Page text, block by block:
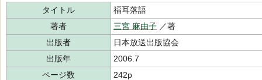
タイトル
福耳落語
著者
三宮 麻由子 ／著
出版者
日本放送出版協会
出版年
2006.7
ページ数
242p